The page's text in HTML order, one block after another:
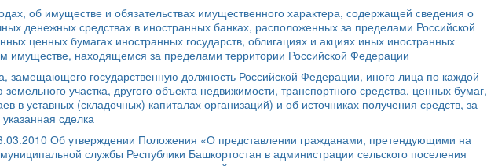
об имуществе и обязательствах имущественного характера, содержащей сведения о
денежных средствах в иностранных банках, расположенных за пределами Российской
ценных бумагах иностранных государств, облигациях и акциях иных иностранных
имуществе, находящемся за пределами территории Российской Федерации
замещающего государственную должность Российской Федерации, иного лица по каждой
участка, другого объекта недвижимости, транспортного средства, ценных бумаг,
в уставных (складочных) капиталах организаций) и об источниках получения средств, за
сделка
Об утверждении Положения «О представлении гражданами, претендующими на
службы Республики Башкортостан в администрации сельского поселения